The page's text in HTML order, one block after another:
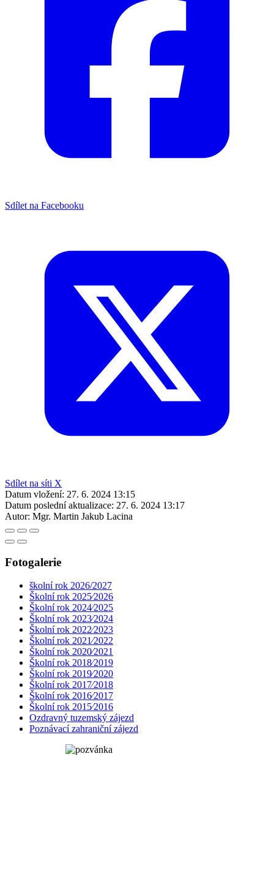
Sdílet na Facebooku
Sdílet na síti X
Datum vložení: 27. 6. 2024 13:15
Datum poslední aktualizace: 27. 6. 2024 13:17
Autor: Mgr. Martin Jakub Lacina
Fotogalerie
školní rok 2026/2027
Školní rok 2025⁄2026
Školní rok 2024⁄2025
Školní rok 2023⁄2024
Školní rok 2022⁄2023
Školní rok 2021⁄2022
Školní rok 2020⁄2021
Školní rok 2018⁄2019
Školní rok 2019⁄2020
Školní rok 2017⁄2018
Školní rok 2016⁄2017
Školní rok 2015⁄2016
Ozdravný tuzemský zájezd
Poznávací zahraniční zájezd